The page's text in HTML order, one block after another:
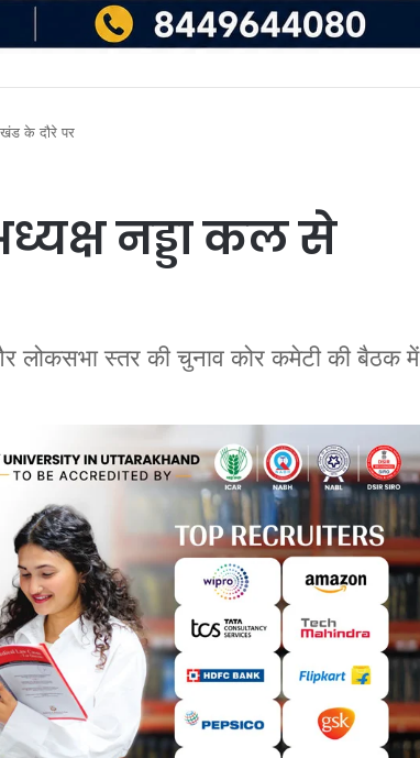
के दौरे पर
नड्डा कल से
लोकसभा स्तर की चुनाव कोर कमेटी की बैठक में